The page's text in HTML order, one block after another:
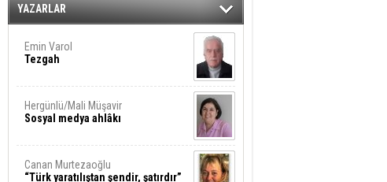
EDİLMESİNE YÖNELİK ÖNLENMESİ İÇİN
YAZARLAR
Emin Varol
Tezgah
Hergünlü/Mali Müşavir
Sosyal medya ahlâkı
Canan Murtezaoğlu
“Türk yaratılıştan şendir, şatırdır”